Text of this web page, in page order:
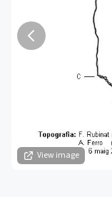
View image